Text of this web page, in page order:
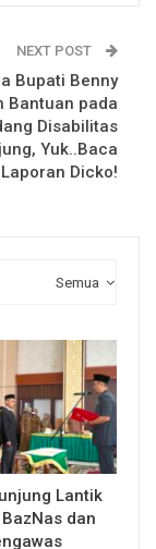
NEXT POST
Bupati Benny
Bantuan pada
Disabilitas
Yuk..Baca
Laporan Dicko!
Semua
Lantik
dan